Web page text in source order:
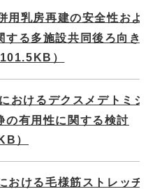
用乳房再建の安全性およ
する多施設共同後ろ向き
）
おけるデクスメデトミジ
の有用性に関する検討
）
おける毛様筋ストレッチ